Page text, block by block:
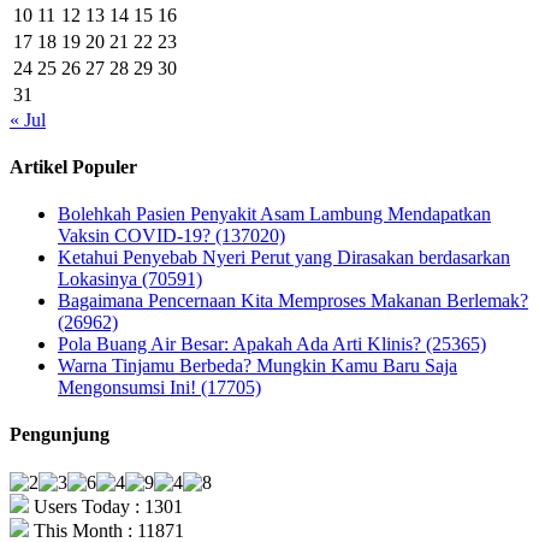
10 11 12 13 14 15 16
17 18 19 20 21 22 23
24 25 26 27 28 29 30
31
« Jul
Artikel Populer
Bolehkah Pasien Penyakit Asam Lambung Mendapatkan
Vaksin COVID-19? (137020)
Ketahui Penyebab Nyeri Perut yang Dirasakan berdasarkan
Lokasinya (70591)
Bagaimana Pencernaan Kita Memproses Makanan Berlemak?
(26962)
Pola Buang Air Besar: Apakah Ada Arti Klinis? (25365)
Warna Tinjamu Berbeda? Mungkin Kamu Baru Saja
Mengonsumsi Ini! (17705)
Pengunjung
Users Today : 1301
This Month : 11871